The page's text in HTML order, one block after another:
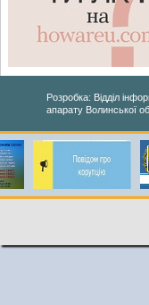
Розробка: Відділ
апарату Волинської